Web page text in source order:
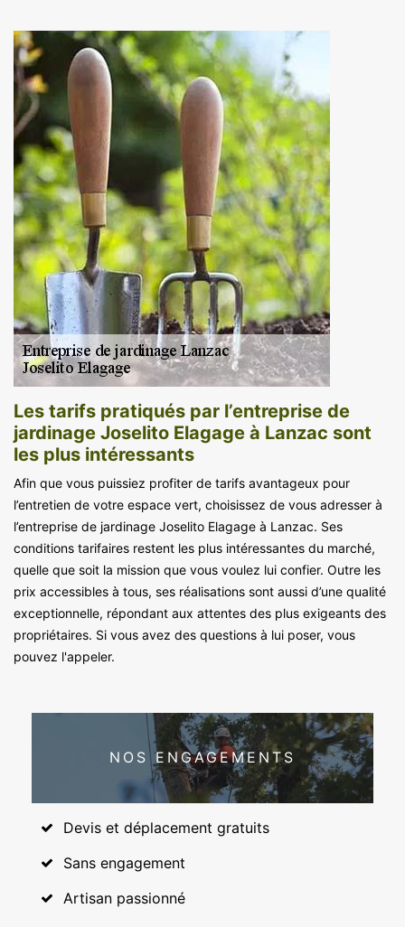
Les tarifs pratiqués par l’entreprise de
jardinage Joselito Elagage à Lanzac sont
les plus intéressants
Afin que vous puissiez profiter de tarifs avantageux pour
l’entretien de votre espace vert, choisissez de vous adresser à
l’entreprise de jardinage Joselito Elagage à Lanzac. Ses
conditions tarifaires restent les plus intéressantes du marché,
quelle que soit la mission que vous voulez lui confier. Outre les
prix accessibles à tous, ses réalisations sont aussi d’une qualité
exceptionnelle, répondant aux attentes des plus exigeants des
propriétaires. Si vous avez des questions à lui poser, vous
pouvez l'appeler.
NOS ENGAGEMENTS
Devis et déplacement gratuits
Sans engagement
Artisan passionné